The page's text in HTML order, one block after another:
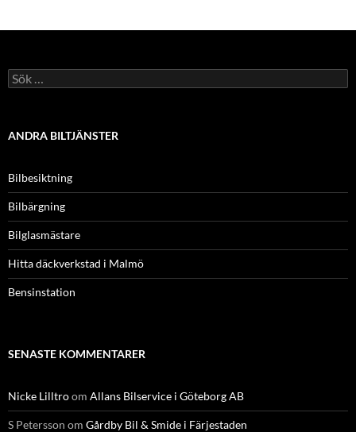
Sök
efter:
ANDRA BILTJÄNSTER
Bilbesiktning
Bilbärgning
Bilglasmästare
Hitta däckverkstad i Malmö
Bensinstation
SENASTE KOMMENTARER
Nicke Lilltroom Allans Bilservice i Göteborg AB
S Petersson om Gårdby Bil & Smide i Färjestaden